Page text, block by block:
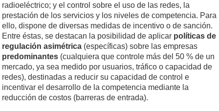
radioeléctrico; y el control sobre el uso de las redes, la
prestación de los servicios y los niveles de competencia. Para
ello, dispone de diversas medidas de incentivo o de sanción.
Entre éstas, se destacan la posibilidad de aplicar políticas de
regulación asimétrica (específicas) sobre las empresas
predominantes (cualquiera que controle más del 50 % de un
mercado, ya sea medido por usuarios, tráfico o capacidad de
redes), destinadas a reducir su capacidad de control e
incentivar el desarrollo de la competencia mediante la
reducción de costos (barreras de entrada).